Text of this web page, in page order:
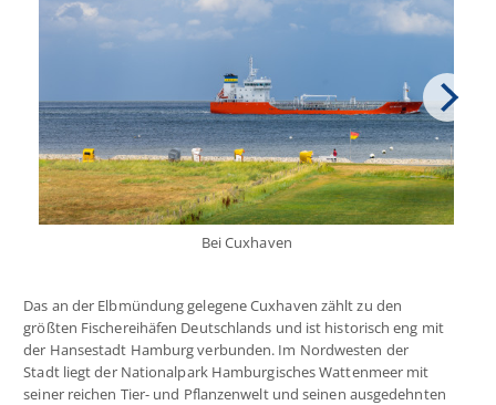
Bei Cuxhaven
Das an der Elbmündung gelegene Cuxhaven zählt zu den
größten Fischereihäfen Deutschlands und ist historisch eng mit
der Hansestadt Hamburg verbunden. Im Nordwesten der
Stadt liegt der Nationalpark Hamburgisches Wattenmeer mit
seiner reichen Tier- und Pflanzenwelt und seinen ausgedehnten